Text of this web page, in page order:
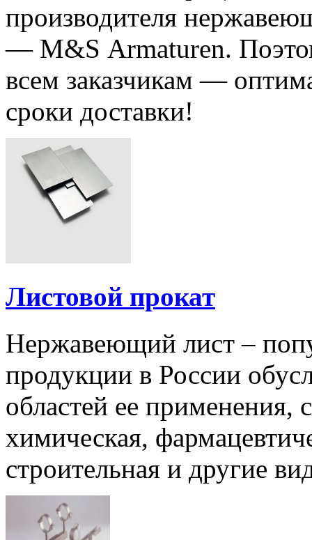
производителя
— M&S Аrmaturen.
всем заказчикам —
сроки доставки!
Листовой прокат
Нержавеющий лист –
продукции в России
областей ее применения,
химическая,
строительная и другие